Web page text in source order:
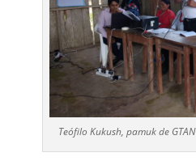
Teófilo Kukush, pamuk de